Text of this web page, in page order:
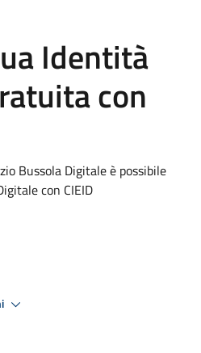
Identità
con
Bussola Digitale è possibile
con CIEID